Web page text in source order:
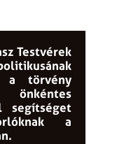
Testvérek
a törvény
segítséget
a